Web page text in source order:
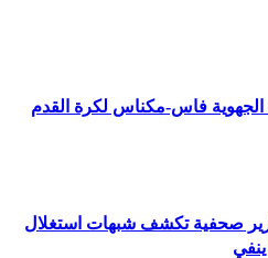
الجهوية فاس-مكناس لكرة القدم
صحفية تكشف شبهات استغلال
ينفي